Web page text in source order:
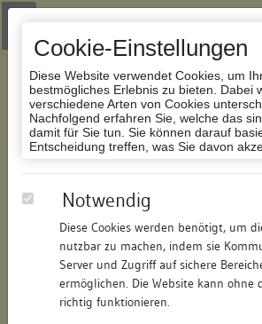
Cookie-Einstellungen
Diese Website verwendet Cookies, um
bestmögliches Erlebnis zu bieten. Dabei
verschiedene Arten von Cookies
Nachfolgend erfahren Sie, welche das
damit für Sie tun. Sie können darauf
Entscheidung treffen, was Sie davon
Notwendig
Diese Cookies werden benötigt, um
nutzbar zu machen, indem sie
Server und Zugriff auf sichere
ermöglichen. Die Website kann ohne
richtig funktionieren.
Zur Navigation springen
Zum Inhalt der Website springen
Datenbank Bauforschung/
151316049136/Datum:26.06.2008
Datenbestand:
Bauforschung
Als